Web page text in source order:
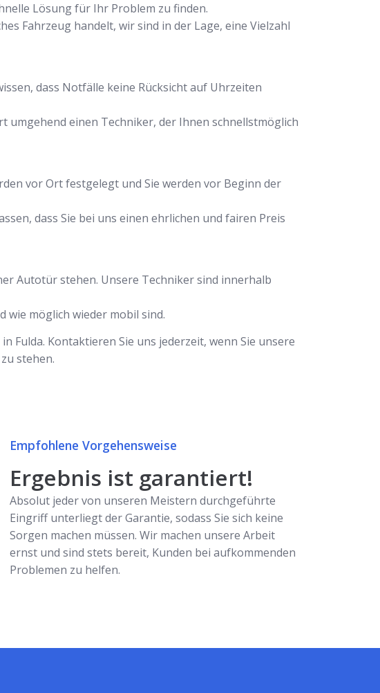
Lösung für Ihr Problem zu finden.
Fahrzeug handelt, wir sind in der Lage, eine Vielzahl
dass Notfälle keine Rücksicht auf Uhrzeiten
einen Techniker, der Ihnen schnellstmöglich
vor Ort festgelegt und Sie werden vor Beginn der
dass Sie bei uns einen ehrlichen und fairen Preis
Autotür stehen. Unsere Techniker sind innerhalb
wie möglich wieder mobil sind.
Fulda. Kontaktieren Sie uns jederzeit, wenn Sie unsere
stehen.
Empfohlene Vorgehensweise
Ergebnis ist garantiert!
Absolut jeder von unseren Meistern durchgeführte
Eingriff unterliegt der Garantie, sodass Sie sich keine
Sorgen machen müssen. Wir machen unsere Arbeit
ernst und sind stets bereit, Kunden bei aufkommenden
Problemen zu helfen.